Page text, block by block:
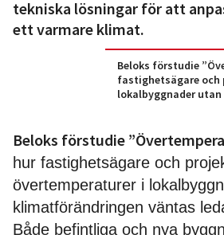
tekniska lösningar för att
ett varmare klimat.
Beloks förstudie
fastighetsägare och
lokalbyggnader
Beloks förstudie
hur fastighetsägare och
övertemperaturer i
klimatförändringen väntas
Både befintliga och nya